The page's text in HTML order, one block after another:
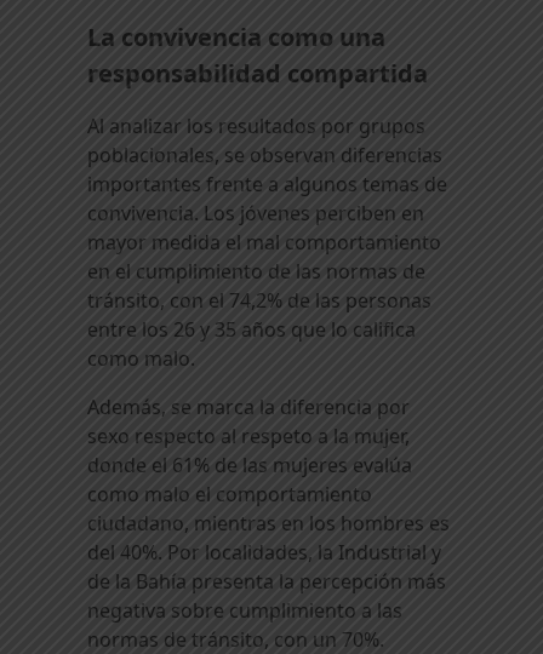
La convivencia como una
responsabilidad compartida
Al analizar los resultados por grupos
poblacionales, se observan diferencias
importantes frente a algunos temas de
convivencia. Los jóvenes perciben en
mayor medida el mal comportamiento
en el cumplimiento de las normas de
tránsito, con el 74,2% de las personas
entre los 26 y 35 años que lo califica
como malo.
Además, se marca la diferencia por
sexo respecto al respeto a la mujer,
donde el 61% de las mujeres evalúa
como malo el comportamiento
ciudadano, mientras en los hombres es
del 40%. Por localidades, la Industrial y
de la Bahía presenta la percepción más
negativa sobre cumplimiento a las
normas de tránsito, con un 70%.